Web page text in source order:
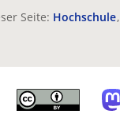
Seite: Hochschule